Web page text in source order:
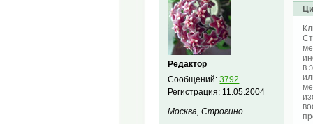
Редактор
Сообщений:3792
Регистрация: 11.05.2004
Москва, Строгино
в